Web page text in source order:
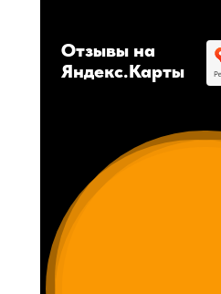
Отзывы на
Яндекс.Карты